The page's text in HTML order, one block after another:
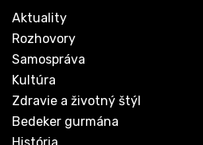
Aktuality
Rozhovory
Samospráva
Kultúra
Zdravie a životný štýl
Bedeker gurmána